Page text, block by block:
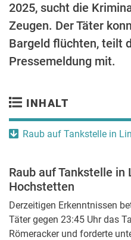
2025, sucht die
Zeugen. Der Täter
Bargeld flüchten, teilt
Pressemeldung mit.
INHALT
Raub auf Tankstelle in
Raub auf Tankstelle in
Hochstetten
Derzeitigen Erkenntnissen
Täter gegen 23:45 Uhr das
Römeracker und forderte